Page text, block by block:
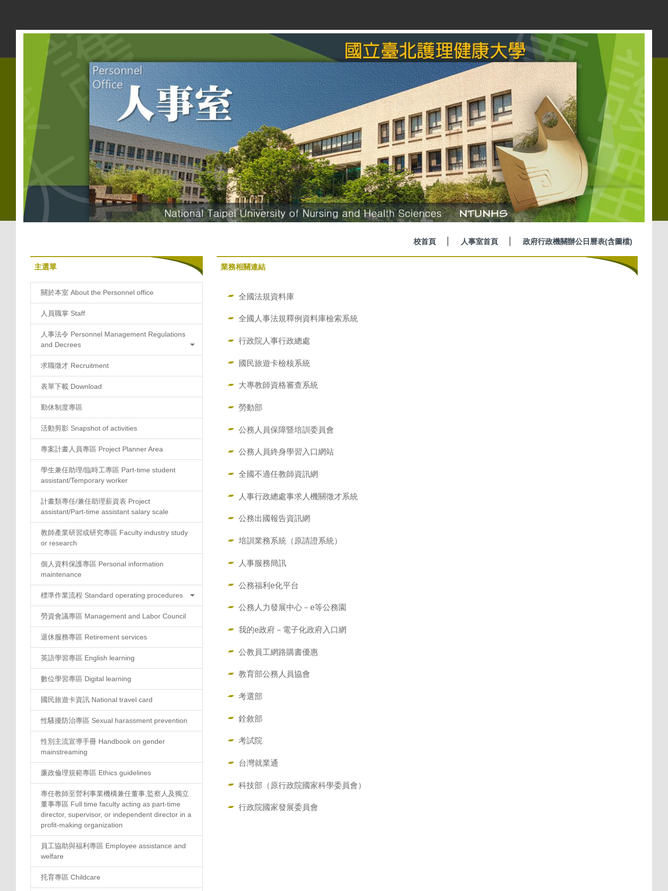
容
校首頁 人事室首頁 政府行政機關辦公日曆表(含圖檔)
主選單
關於本室 About the Personnel office
人員職掌 Staff
人事法令 Personnel Management Regulations
and Decrees
求職徵才 Recruitment
表單下載 Download
勤休制度專區
活動剪影 Snapshot of activities
專案計畫人員專區 Project Planner Area
學生兼任助理/臨時工專區 Part-time student
assistant/Temporary worker
計畫類專任/兼任助理薪資表 Project
assistant/Part-time assistant salary scale
教師產業研習或研究專區 Faculty industry study
or research
個人資料保護專區 Personal information
maintenance
標準作業流程 Standard operating procedures
勞資會議專區 Management and Labor Council
退休服務專區 Retirement services
英語學習專區 English learning
數位學習專區 Digital learning
國民旅遊卡資訊 National travel card
性騷擾防治專區 Sexual harassment prevention
性別主流宣導手冊 Handbook on gender
mainstreaming
廉政倫理規範專區 Ethics guidelines
專任教師至營利事業機構兼任董事,監察人及獨立
董事專區 Full time faculty acting as part-time
director, supervisor, or independent director in a
profit-making organization
員工協助與福利專區 Employee assistance and
welfare
托育專區 Childcare
業務相關連結
全國法規資料庫
全國人事法規釋例資料庫檢索系統
行政院人事行政總處
國民旅遊卡檢核系統
大專教師資格審查系統
勞動部
公務人員保障暨培訓委員會
公務人員終身學習入口網站
全國不適任教師資訊網
人事行政總處事求人機關徵才系統
公務出國報告資訊網
培訓業務系統（原請證系統）
人事服務簡訊
公務福利e化平台
公務人力發展中心－e等公務園
我的e政府－電子化政府入口網
公教員工網路購書優惠
教育部公務人員協會
考選部
銓敘部
考試院
台灣就業通
科技部（原行政院國家科學委員會）
行政院國家發展委員會